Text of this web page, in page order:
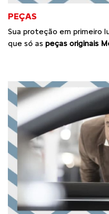
PEÇAS
Sua proteção em primeiro
que só as peças originais